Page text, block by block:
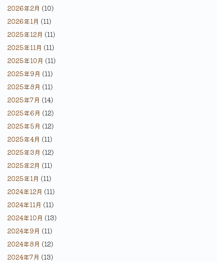
2026年2月 (10)
2026年1月 (11)
2025年12月 (11)
2025年11月 (11)
2025年10月 (11)
2025年9月 (11)
2025年8月 (11)
2025年7月 (14)
2025年6月 (12)
2025年5月 (12)
2025年4月 (11)
2025年3月 (12)
2025年2月 (11)
2025年1月 (11)
2024年12月 (11)
2024年11月 (11)
2024年10月 (13)
2024年9月 (11)
2024年8月 (12)
2024年7月 (13)